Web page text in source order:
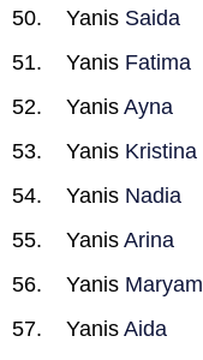
Yanis Saida
Yanis Fatima
Yanis Ayna
Yanis Kristina
Yanis Nadia
Yanis Arina
Yanis Maryam
Yanis Aida